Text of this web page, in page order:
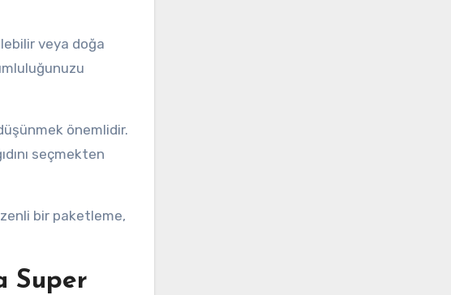
veya doğa
önemlidir.
seçmekten
bir paketleme,
Super